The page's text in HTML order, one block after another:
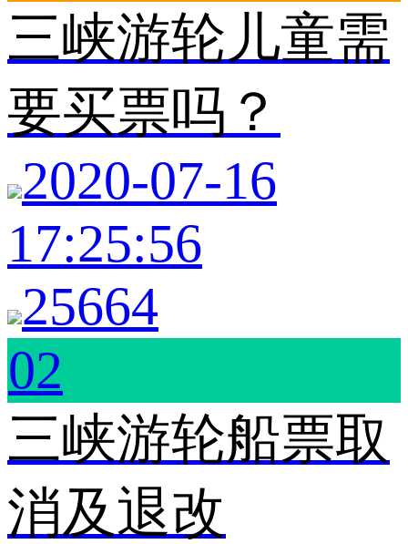
三峡游轮儿童需
要买票吗？
2020-07-16
17:25:56
25664
02
三峡游轮船票取
消及退改